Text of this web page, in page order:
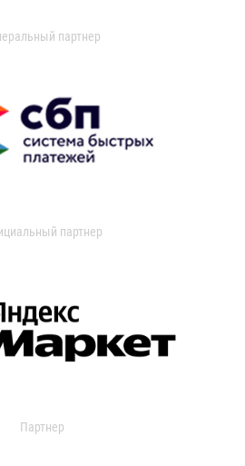
партнер
партнер
Партнер